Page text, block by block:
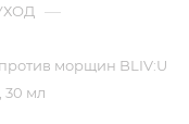
—
морщин BLIV:U
30 мл